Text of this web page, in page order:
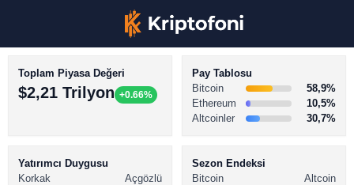
BİTCOİN HABERLERİ
Toplam Piyasa Değeri
$2,21 Trilyon +0.66%
Pay Tablosu
Bitcoin
58,9%
Ethereum
10,5%
Altcoinler
30,7%
Yatırımcı Duygusu
Korkak
Açgözlü
Sezon Endeksi
Bitcoin
Altcoin